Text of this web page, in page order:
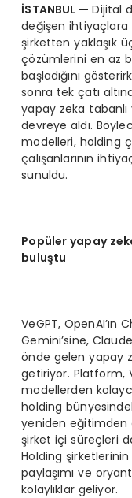
İSTANBUL —Dijital
değişen
şirketten yaklaşık
çözümlerini en az
başladığını
sonra tek çatı
yapay zeka
devreye aldı.
modelleri, holding
çalışanlarının
sunuldu.
Popüler yapay
buluştu
VeGPT, OpenAI’ın
Gemini’sine,
önde gelen yapay
getiriyor. Platform,
modellerden
holding
yeniden eğitimden
şirket içi süreçleri
Holding şirketlerinin
paylaşımı ve
kolaylıklar geliyor.